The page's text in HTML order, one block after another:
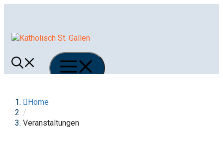
Menü
Home
/
Veranstaltungen